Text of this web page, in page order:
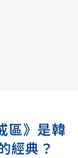
區》是韓
經典？